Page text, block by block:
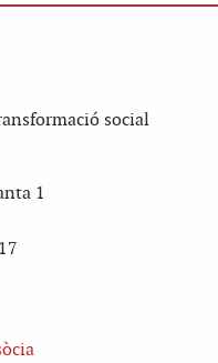
social
1